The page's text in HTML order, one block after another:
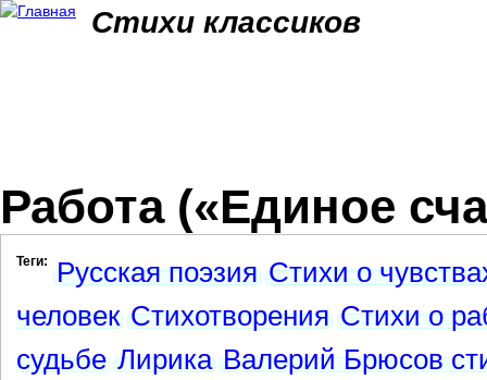
Стихи классиков
Работа («Единое
Теги: Русская поэзия Стихи о
человек Стихотворения Стихи о
судьбе Лирика Валерий Брюсов